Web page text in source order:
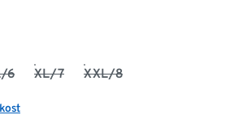
6 XL/7 XXL/8